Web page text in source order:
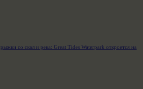
со скал и река: Great Tides Waterpark откроется на